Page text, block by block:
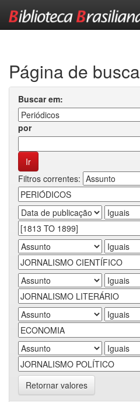
Página de busca
Buscar em:
por
Filtros correntes:
Retornar valores